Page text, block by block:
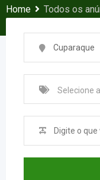
Home Todos os